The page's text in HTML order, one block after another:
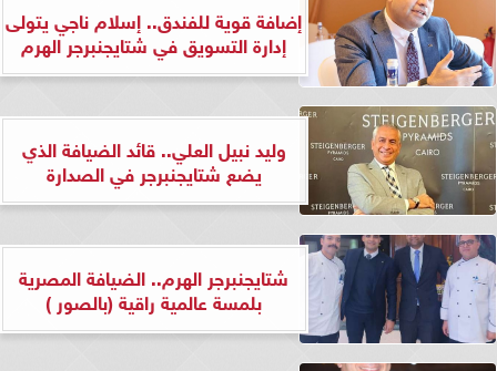
إضافة قوية للفندق.. إسلام ناجي يتولى
إدارة التسويق في شتايجنبرجر الهرم
وليد نبيل العلي.. قائد الضيافة الذي
يضع شتايجنبرجر في الصدارة
شتايجنبرجر الهرم.. الضيافة المصرية
بلمسة عالمية راقية (بالصور )